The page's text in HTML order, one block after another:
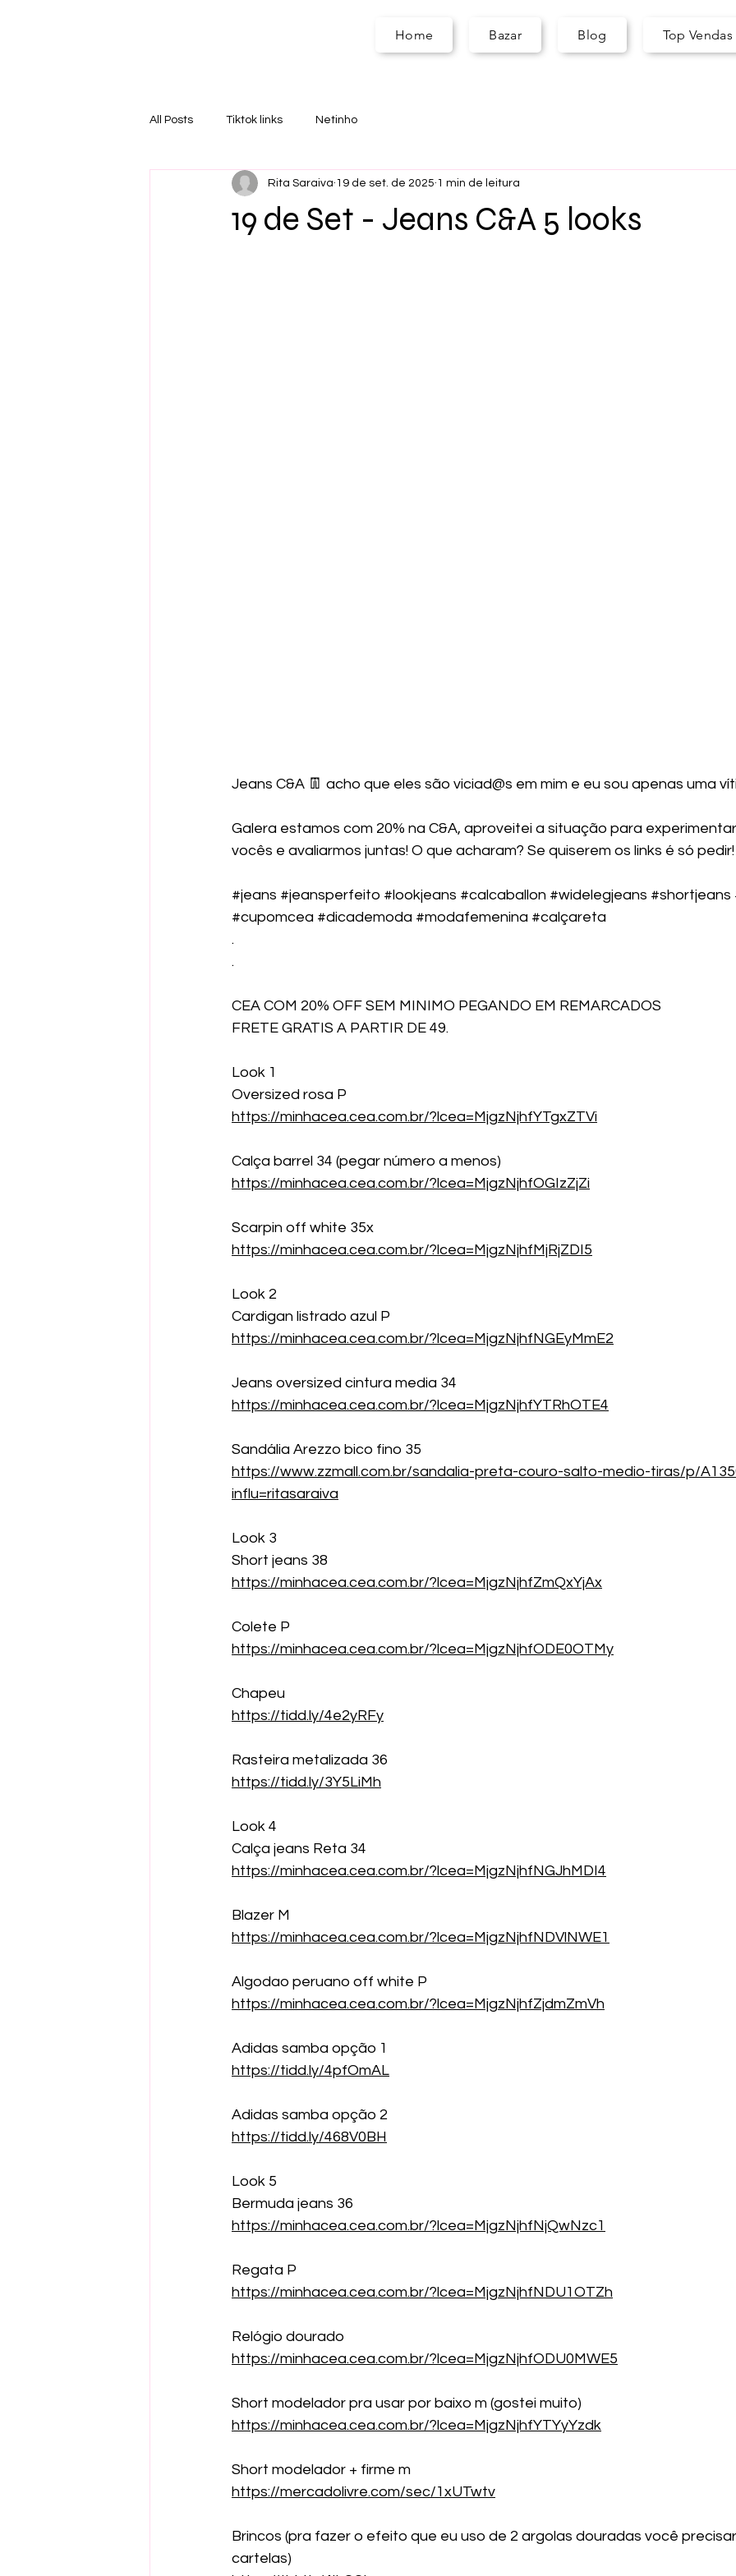
AS
Home Bazar Blog Top Vendas
All Posts Tiktok links Netinho
19 de Set - Jeans C&A 5 looks
Rita Saraiva 19 de set. de 2025 1 min de leitura
Jeans C&A 👖 acho que eles são viciad@s em mim e eu sou apenas uma
Galera estamos com 20% na C&A, aproveitei a situação para
vocês e avaliarmos juntas! O que acharam? Se quiserem os links é só
#jeans #jeansperfeito #lookjeans #calcaballon #widelegjeans #shortjeans
#cupomcea #dicademoda #modafemenina #calçareta
.
.
CEA COM 20% OFF SEM MINIMO PEGANDO EM REMARCADOS
FRETE GRATIS A PARTIR DE 49.
Look 1
Oversized rosa P
https://minhacea.cea.com.br/?lcea=MjgzNjhfYTgxZTVi
Calça barrel 34 (pegar número a menos)
https://minhacea.cea.com.br/?lcea=MjgzNjhfOGIzZjZi
Scarpin off white 35x
https://minhacea.cea.com.br/?lcea=MjgzNjhfMjRjZDI5
Look 2
Cardigan listrado azul P
https://minhacea.cea.com.br/?lcea=MjgzNjhfNGEyMmE2
Jeans oversized cintura media 34
https://minhacea.cea.com.br/?lcea=MjgzNjhfYTRhOTE4
Sandália Arezzo bico fino 35
https://www.zzmall.com.br/sandalia-preta-couro-salto-medio-tiras/p/
influ=ritasaraiva
Look 3
Short jeans 38
https://minhacea.cea.com.br/?lcea=MjgzNjhfZmQxYjAx
Colete P
https://minhacea.cea.com.br/?lcea=MjgzNjhfODE0OTMy
Chapeu
https://tidd.ly/4e2yRFy
Rasteira metalizada 36
https://tidd.ly/3Y5LiMh
Look 4
Calça jeans Reta 34
https://minhacea.cea.com.br/?lcea=MjgzNjhfNGJhMDI4
Blazer M
https://minhacea.cea.com.br/?lcea=MjgzNjhfNDVlNWE1
Algodao peruano off white P
https://minhacea.cea.com.br/?lcea=MjgzNjhfZjdmZmVh
Adidas samba opção 1
https://tidd.ly/4pfOmAL
Adidas samba opção 2
https://tidd.ly/468V0BH
Look 5
Bermuda jeans 36
https://minhacea.cea.com.br/?lcea=MjgzNjhfNjQwNzc1
Regata P
https://minhacea.cea.com.br/?lcea=MjgzNjhfNDU1OTZh
Relógio dourado
https://minhacea.cea.com.br/?lcea=MjgzNjhfODU0MWE5
Short modelador pra usar por baixo m (gostei muito)
https://minhacea.cea.com.br/?lcea=MjgzNjhfYTYyYzdk
Short modelador + firme m
https://mercadolivre.com/sec/1xUTwtv
Brincos (pra fazer o efeito que eu uso de 2 argolas douradas você
cartelas)